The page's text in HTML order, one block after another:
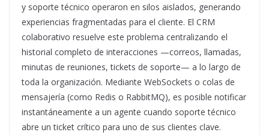
y soporte técnico operaron en silos aislados, generando
experiencias fragmentadas para el cliente. El CRM
colaborativo resuelve este problema centralizando el
historial completo de interacciones —correos, llamadas,
minutas de reuniones, tickets de soporte— a lo largo de
toda la organización. Mediante WebSockets o colas de
mensajería (como Redis o RabbitMQ), es posible notificar
instantáneamente a un agente cuando soporte técnico
abre un ticket crítico para uno de sus clientes clave.